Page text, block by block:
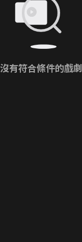
沒有符合條件的戲劇